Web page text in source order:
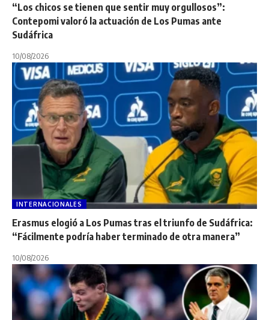
“Los chicos se tienen que sentir muy orgullosos”:
Contepomi valoró la actuación de Los Pumas ante
Sudáfrica
10/08/2026
INTERNACIONALES
Erasmus elogió a Los Pumas tras el triunfo de Sudáfrica:
“Fácilmente podría haber terminado de otra manera”
10/08/2026